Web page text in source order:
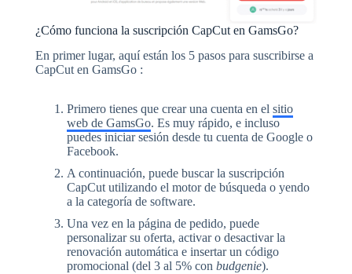
¿Cómo funciona la suscripción CapCut en GamsGo?
En primer lugar, aquí están los 5 pasos para suscribirse a
CapCut en GamsGo :
Primero tienes que crear una cuenta en el sitio
web de GamsGo. Es muy rápido, e incluso
puedes iniciar sesión desde tu cuenta de Google o
Facebook.
A continuación, puede buscar la suscripción
CapCut utilizando el motor de búsqueda o yendo
a la categoría de software.
Una vez en la página de pedido, puede
personalizar su oferta, activar o desactivar la
renovación automática e insertar un código
promocional (del 3 al 5% con budgenie).